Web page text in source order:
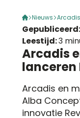
Nieuws
Leestijd:3
Arcadis
lanceren
Arcadis en
Alba
innovatie